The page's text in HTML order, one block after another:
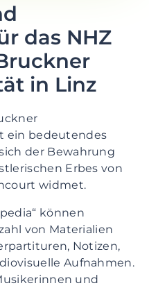
das NHZ
in Linz
ein bedeutendes
der Bewahrung
Erbes von
widmet.
können
von Materialien
Notizen,
Aufnahmen.
und